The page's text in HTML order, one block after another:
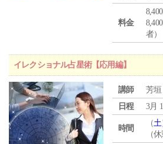
料金
者）
イレクショナル占星術【応用編】
講師
芳
日程
3月
時間
（土
（